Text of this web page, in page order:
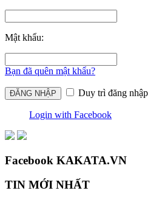
Mật khẩu:
Bạn đã quên mật khẩu?
Duy trì đăng nhập
Login with Facebook
Facebook KAKATA.VN
TIN MỚI NHẤT